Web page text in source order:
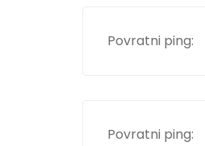
Povratni ping:
Povratni ping: